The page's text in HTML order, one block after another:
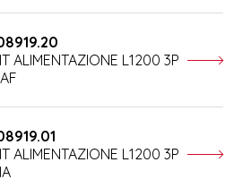
ALIMENTAZIONE L1200 3P
ALIMENTAZIONE L1200 3P